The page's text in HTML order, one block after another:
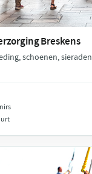
Breskens
schoenen,